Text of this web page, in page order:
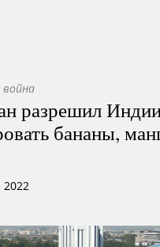
война
разрешил
бананы,